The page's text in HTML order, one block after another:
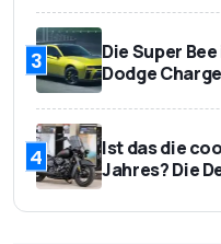
3
Die Super
Dodge
4
Ist das die
Jahres? Die